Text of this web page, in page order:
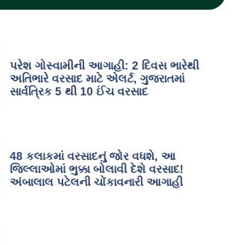
પરેશ ગોસ્વામીની આગાહી: 2 દિવસ ભારેથી
અતિભારે વરસાદ માટે એલર્ટ, ગુજરાતમાં
સાર્વત્રિક 5 થી 10 ઈંચ વરસાદ
48 કલાકમાં વરસાદનું જોર વધશે, આ
જિલ્લાઓમાં ભુક્કા બોલાવી દેશે વરસાદ!
અંબાલાલ પટેલની ચોંકાવનારી આગાહી